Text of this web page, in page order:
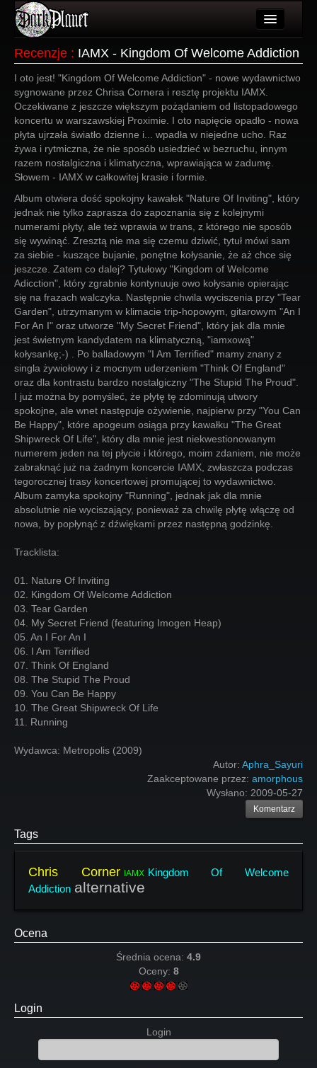
Wydarzenia
Galeria
Forum
Więcej
Login
Recenzje : IAMX - Kingdom Of Welcome Addiction
I oto jest! "Kingdom Of Welcome Addiction" - nowe wydawnictwo
sygnowane przez Chrisa Cornera i resztę projektu IAMX.
Oczekiwane z jeszcze większym pożądaniem od listopadowego
koncertu w warszawskiej Proximie. I oto napięcie opadło - nowa
płyta ujrzała światło dzienne i... wpadła w niejedne ucho. Raz
żywa i rytmiczna, że nie sposób usiedzieć w bezruchu, innym
razem nostalgiczna i klimatyczna, wprawiająca w zadumę.
Słowem - IAMX w całkowitej krasie i formie.
Album otwiera dość spokojny kawałek "Nature Of Inviting", który
jednak nie tylko zaprasza do zapoznania się z kolejnymi
numerami płyty, ale też wprawia w trans, z którego nie sposób
się wywinąć. Zresztą nie ma się czemu dziwić, tytuł mówi sam
za siebie - kuszące bujanie, ponętne kołysanie, że aż chce się
jeszcze. Zatem co dalej? Tytułowy "Kingdom of Welcome
Adicction", który zgrabnie kontynuuje owo kołysanie opierając
się na frazach walczyka. Następnie chwila wyciszenia przy "Tear
Garden", utrzymanym w klimacie trip-hopowym, gitarowym "An I
For An I" oraz utworze "My Secret Friend", który jak dla mnie
jest świetnym kandydatem na klimatyczną, "iamxową"
kołysankę;-) . Po balladowym "I Am Terrified" mamy znany z
singla żywiołowy i z mocnym uderzeniem "Think Of England"
oraz dla kontrastu bardzo nostalgiczny "The Stupid The Proud".
I już można by pomyśleć, że płytę tę zdominują utwory
spokojne, ale wnet następuje ożywienie, najpierw przy "You Can
Be Happy", które apogeum osiąga przy kawałku "The Great
Shipwreck Of Life", który dla mnie jest niekwestionowanym
numerem jeden na tej płycie i którego, moim zdaniem, nie może
zabraknąć już na żadnym koncercie IAMX, zwłaszcza podczas
tegorocznej trasy koncertowej promującej to wydawnictwo.
Album zamyka spokojny "Running", jednak jak dla mnie
absolutnie nie wyciszający, ponieważ za chwilę płytę włączę od
nowa, by popłynąć z dźwiękami przez następną godzinkę.
Tracklista:
01. Nature Of Inviting
02. Kingdom Of Welcome Addiction
03. Tear Garden
04. My Secret Friend (featuring Imogen Heap)
05. An I For An I
06. I Am Terrified
07. Think Of England
08. The Stupid The Proud
09. You Can Be Happy
10. The Great Shipwreck Of Life
11. Running
Wydawca: Metropolis (2009)
Autor: Aphra_Sayuri
Zaakceptowane przez: amorphous
Wysłano: 2009-05-27
Komentarz
Tags
Chris Corner IAMX Kingdom Of Welcome
Addiction alternative
Ocena
Średnia ocena: 4.9
Oceny: 8
Login
Login